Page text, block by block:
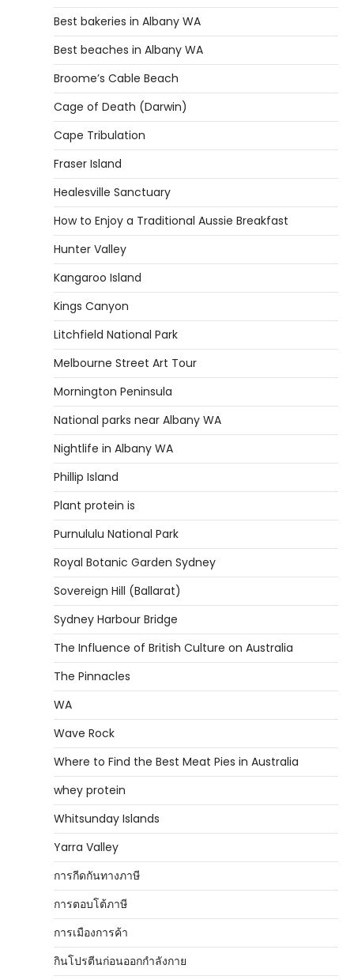
Best bakeries in Albany WA
Best beaches in Albany WA
Broome’s Cable Beach
Cage of Death (Darwin)
Cape Tribulation
Fraser Island
Healesville Sanctuary
How to Enjoy a Traditional Aussie Breakfast
Hunter Valley
Kangaroo Island
Kings Canyon
Litchfield National Park
Melbourne Street Art Tour
Mornington Peninsula
National parks near Albany WA
Nightlife in Albany WA
Phillip Island
Plant protein is
Purnululu National Park
Royal Botanic Garden Sydney
Sovereign Hill (Ballarat)
Sydney Harbour Bridge
The Influence of British Culture on Australia
The Pinnacles
WA
Wave Rock
Where to Find the Best Meat Pies in Australia
whey protein
Whitsunday Islands
Yarra Valley
การกีดกันทางภาษี
การตอบโต้ภาษี
การเมืองการค้า
กินโปรตีนก่อนออกกำลังกาย